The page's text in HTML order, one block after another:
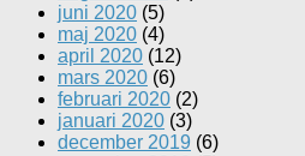
juni 2020 (5)
maj 2020 (4)
april 2020 (12)
mars 2020 (6)
februari 2020 (2)
januari 2020 (3)
december 2019 (6)